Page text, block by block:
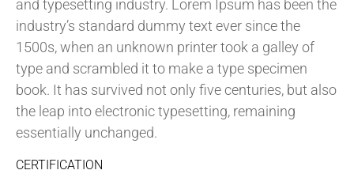
and typesetting industry. Lorem Ipsum has been the
industry’s standard dummy text ever since the
1500s, when an unknown printer took a galley of
type and scrambled it to make a type specimen
book. It has survived not only five centuries, but also
the leap into electronic typesetting, remaining
essentially unchanged.
CERTIFICATION